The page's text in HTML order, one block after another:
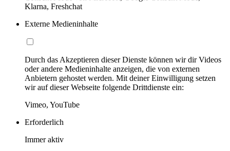
Klarna, Freshchat
Externe Medieninhalte
Durch das Akzeptieren dieser Dienste können wir dir Videos
oder andere Medieninhalte anzeigen, die von externen
Anbietern gehostet werden. Mit deiner Einwilligung setzen
wir auf dieser Webseite folgende Drittdienste ein:
Vimeo, YouTube
Erforderlich
Immer aktiv